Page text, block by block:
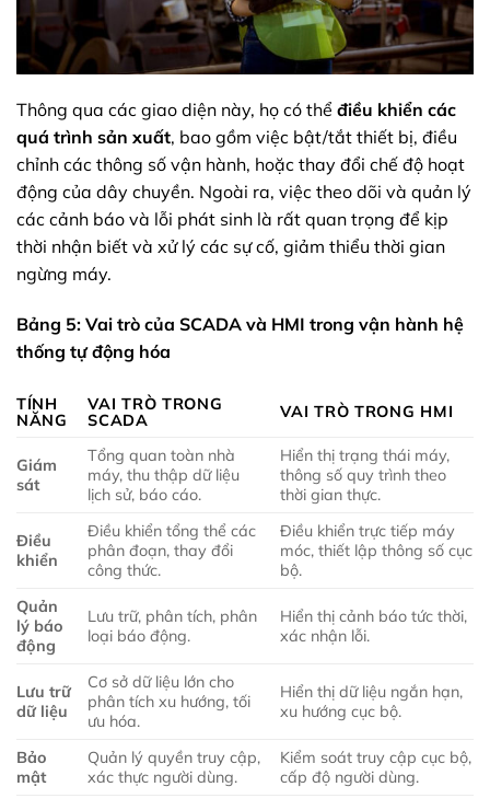
Thông qua các giao diện này, họ có thể điều khiển các
quá trình sản xuất, bao gồm việc bật/tắt thiết bị, điều
chỉnh các thông số vận hành, hoặc thay đổi chế độ hoạt
động của dây chuyền. Ngoài ra, việc theo dõi và quản lý
các cảnh báo và lỗi phát sinh là rất quan trọng để kịp
thời nhận biết và xử lý các sự cố, giảm thiểu thời gian
ngừng máy.
Bảng 5: Vai trò của SCADA và HMI trong vận hành hệ
thống tự động hóa
TÍNH
NĂNG
VAI TRÒ TRONG
SCADA
VAI TRÒ TRONG HMI
Giám
sát
Tổng quan toàn nhà
máy, thu thập dữ liệu
lịch sử, báo cáo.
Hiển thị trạng thái máy,
thông số quy trình theo
thời gian thực.
Điều
khiển
Điều khiển tổng thể các
phân đoạn, thay đổi
công thức.
Điều khiển trực tiếp máy
móc, thiết lập thông số cục
bộ.
Quản
lý báo
động
Lưu trữ, phân tích, phân
loại báo động.
Hiển thị cảnh báo tức thời,
xác nhận lỗi.
Lưu trữ
dữ liệu
Cơ sở dữ liệu lớn cho
phân tích xu hướng, tối
ưu hóa.
Hiển thị dữ liệu ngắn hạn,
xu hướng cục bộ.
Bảo
mật
Quản lý quyền truy cập,
xác thực người dùng.
Kiểm soát truy cập cục bộ,
cấp độ người dùng.